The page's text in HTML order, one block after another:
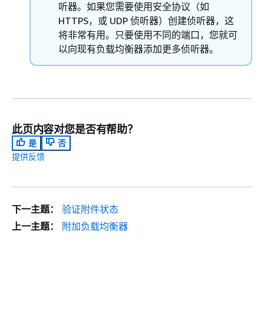
听器。如果您需要使用安全协议（如
HTTPS，或 UDP 侦听器）创建侦听器，这
将非常有用。只要使用不同的端口，您就可
以向现有负载均衡器添加更多侦听器。
此页内容对您是否有帮助？
是
否
提供反馈
下一主题：
验证附件状态
上一主题：
附加负载均衡器